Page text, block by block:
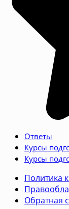
Ответы
Курсы
Курсы
Политика
Обратная